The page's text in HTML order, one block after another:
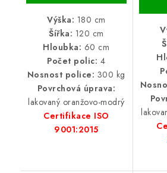
Výška: 180 cm
Šířka: 120 cm
Hloubka: 60 cm
Počet polic: 4
Nosnost police: 300 kg
Povrchová úprava:
lakovaný oranžovo-modrý
Certifikace ISO
9001:2015